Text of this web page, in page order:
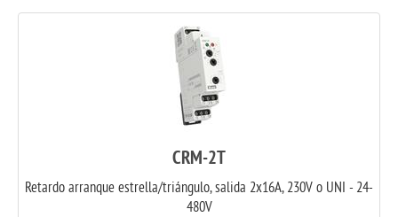
CRM-2T
Retardo arranque estrella/triángulo, salida 2x16A, 230V o UNI - 24-
480V